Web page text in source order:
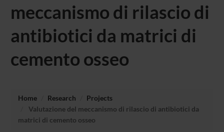
meccanismo di rilascio di
antibiotici da matrici di
cemento osseo
Home Research
Projects
Valutazione del meccanismo di rilascio di antibiotici da
matrici di cemento osseo